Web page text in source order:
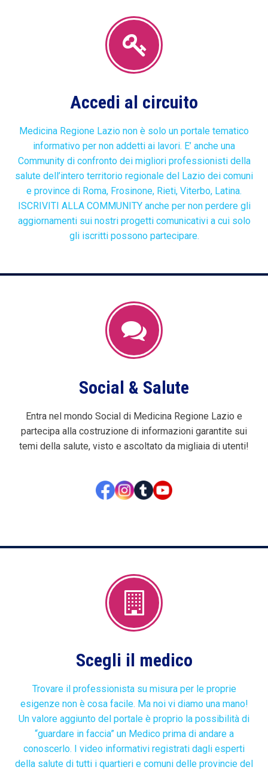
Accedi al circuito
Medicina Regione Lazio non è solo un portale tematico
informativo per non addetti ai lavori. E’ anche una
Community di confronto dei migliori professionisti della
salute dell’intero territorio regionale del Lazio dei comuni
e province di Roma, Frosinone, Rieti, Viterbo, Latina.
ISCRIVITI ALLA COMMUNITY anche per non perdere gli
aggiornamenti sui nostri progetti comunicativi a cui solo
gli iscritti possono partecipare.
Social & Salute
Entra nel mondo Social di Medicina Regione Lazio e
partecipa alla costruzione di informazioni garantite sui
temi della salute, visto e ascoltato da migliaia di utenti!
Scegli il medico
Trovare il professionista su misura per le proprie
esigenze non è cosa facile. Ma noi vi diamo una mano!
Un valore aggiunto del portale è proprio la possibilità di
“guardare in faccia” un Medico prima di andare a
conoscerlo. I video informativi registrati dagli esperti
della salute di tutti i quartieri e comuni delle provincie del